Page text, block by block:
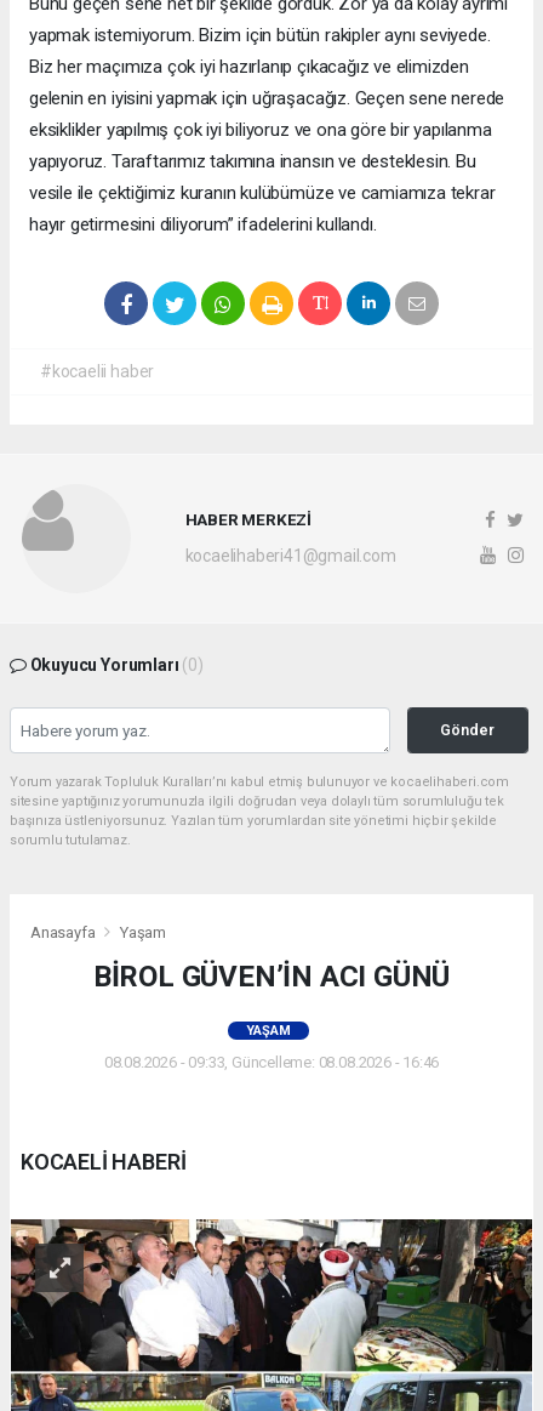
yapmak istemiyorum. Bizim için bütün rakipler aynı seviyede.
Biz her maçımıza çok iyi hazırlanıp çıkacağız ve elimizden
gelenin en iyisini yapmak için uğraşacağız. Geçen sene nerede
eksiklikler yapılmış çok iyi biliyoruz ve ona göre bir yapılanma
yapıyoruz. Taraftarımız takımına inansın ve desteklesin. Bu
vesile ile çektiğimiz kuranın kulübümüze ve camiamıza tekrar
hayır getirmesini diliyorum” ifadelerini kullandı.
#kocaelii haber
HABER MERKEZİ
kocaelihaberi41@gmail.com
Okuyucu Yorumları (0)
Gönder
Yorum yazarak Topluluk Kuralları’nı kabul etmiş bulunuyor ve kocaelihaberi.com
sitesine yaptığınız yorumunuzla ilgili doğrudan veya dolaylı tüm sorumluluğu tek
başınıza üstleniyorsunuz. Yazılan tüm yorumlardan site yönetimi hiçbir şekilde
sorumlu tutulamaz.
Anasayfa Yaşam
BİROL GÜVEN’İN ACI GÜNÜ
YAŞAM
08.08.2026 - 09:33, Güncelleme: 08.08.2026 - 16:46
KOCAELİ HABERİ